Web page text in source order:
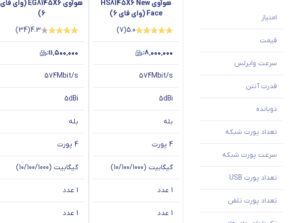
ویژگی‌های کلیدی:
1. تکنولوژی GPON:
• تماس‌های صوتی با کیفیت بالا.
• امکان اشتراک‌گذاری فایل یا اتصال دستگاه‌های جانبی.
• قابلیت استفاده در شبکه‌های مدرن و آینده.
• مدیریت ترافیک شبکه برای برنامه‌های حساس به تأخیر مانند بازی آنلاین و استریم ویدیو.
امتیاز
قیمت
سرعت وایرلس
قدرت آنتن
دوبانده
تعداد پورت شبکه
سرعت پورت شبکه
تعداد پورت USB
تعداد پورت تلفن
هوآوی HS8145X6 New
Face (وای فای 6)
5.0
(
7
)
۸٬۰۰۰٬۰۰۰
574Mbit/s
5dBi
بله
4 پورت
گیگابیت (10/100/1000)
1 عدد
1 عدد
هوآوی EG8145X6 (وای فای
6)
4.3
(
34
)
۱۱٬۵۰۰٬۰۰۰
574Mbit/s
5dBi
بله
4 پورت
گیگابیت (10/100/1000)
1 عدد
1 عدد